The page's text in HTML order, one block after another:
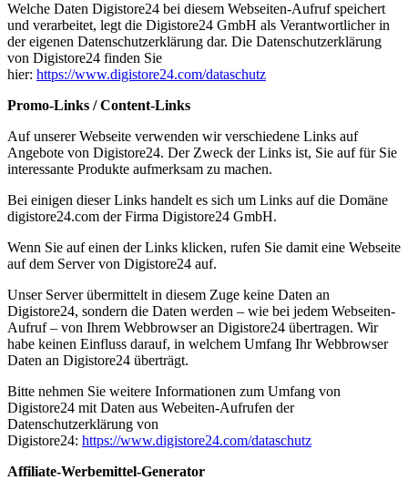
Welche Daten Digistore24 bei diesem Webseiten-Aufruf speichert
und verarbeitet, legt die Digistore24 GmbH als Verantwortlicher in
der eigenen Datenschutzerklärung dar. Die Datenschutzerklärung
von Digistore24 finden Sie
hier: https://www.digistore24.com/dataschutz
Promo-Links / Content-Links
Auf unserer Webseite verwenden wir verschiedene Links auf
Angebote von Digistore24. Der Zweck der Links ist, Sie auf für Sie
interessante Produkte aufmerksam zu machen.
Bei einigen dieser Links handelt es sich um Links auf die Domäne
digistore24.com der Firma Digistore24 GmbH.
Wenn Sie auf einen der Links klicken, rufen Sie damit eine Webseite
auf dem Server von Digistore24 auf.
Unser Server übermittelt in diesem Zuge keine Daten an
Digistore24, sondern die Daten werden – wie bei jedem Webseiten-
Aufruf – von Ihrem Webbrowser an Digistore24 übertragen. Wir
habe keinen Einfluss darauf, in welchem Umfang Ihr Webbrowser
Daten an Digistore24 überträgt.
Bitte nehmen Sie weitere Informationen zum Umfang von
Digistore24 mit Daten aus Webeiten-Aufrufen der
Datenschutzerklärung von
Digistore24: https://www.digistore24.com/dataschutz
Affiliate-Werbemittel-Generator